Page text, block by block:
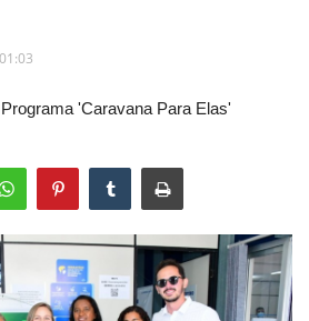
'Caravana Para Elas'